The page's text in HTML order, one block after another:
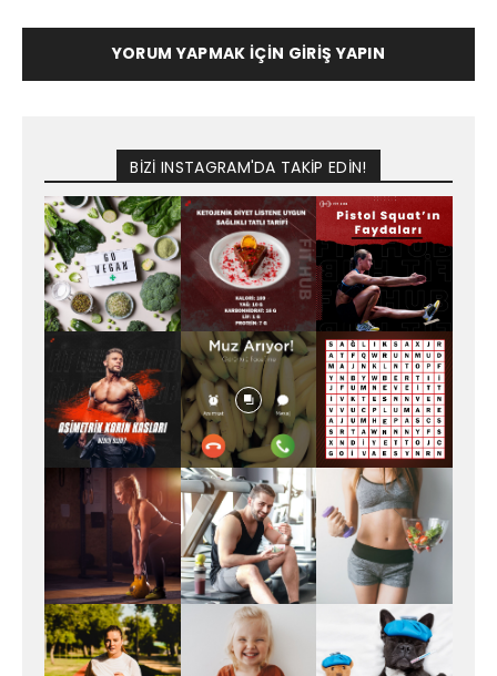
YORUM YAPMAK İÇIN GIRIŞ YAPIN
BİZİ INSTAGRAM'DA TAKİP EDİN!